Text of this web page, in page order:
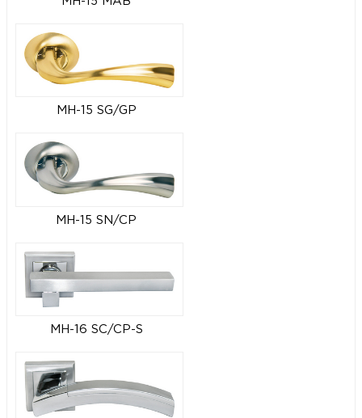
MH-15 SG/GP
MH-15 SN/CP
MH-16 SC/CP-S